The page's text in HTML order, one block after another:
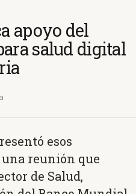
apoyo del
salud digital
esos
reunión que
de Salud,